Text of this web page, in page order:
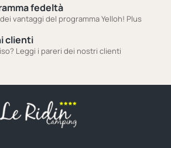
fedeltà
vantaggi del programma Yelloh! Plus
clienti
Leggi i pareri dei nostri clienti